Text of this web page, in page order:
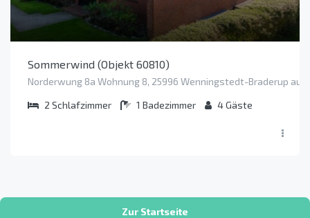
Sommerwind (Objekt 60810)
Norderwung 8a Wohnung 8, 25996 Wenningstedt-Braderup auf
2 Schlafzimmer 1 Badezimmer 4Gäste
Zur Startseite